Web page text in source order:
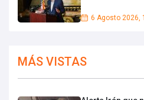
6 Agosto 2026,
MÁS VISTAS